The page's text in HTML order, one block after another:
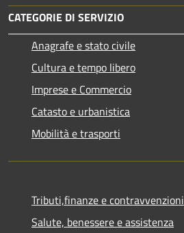
CATEGORIE DI SERVIZIO
Anagrafe e stato civile
Cultura e tempo libero
Imprese e Commercio
Catasto e urbanistica
Mobilità e trasporti
Tributi,finanze e contravvenzioni
Salute, benessere e assistenza